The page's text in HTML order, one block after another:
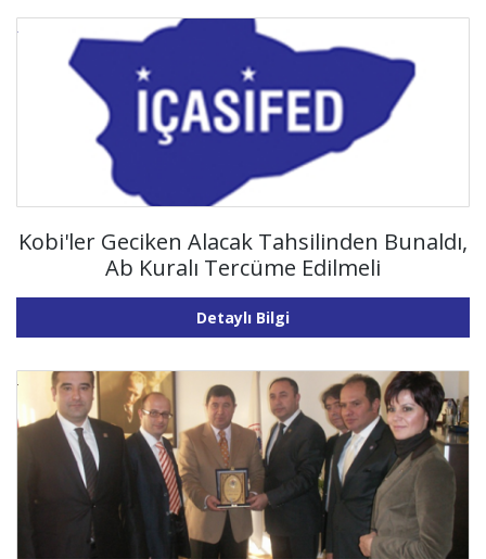
Kobi'ler Geciken Alacak Tahsilinden Bunaldı,
Ab Kuralı Tercüme Edilmeli
Detaylı Bilgi